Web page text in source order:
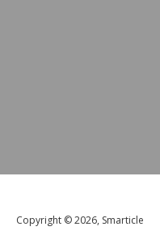
Copyright © 2026, Smarticle